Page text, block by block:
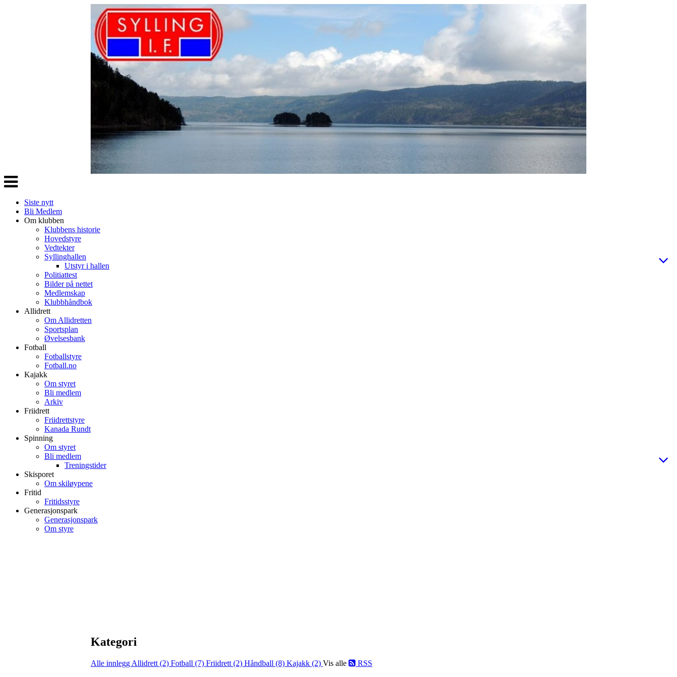
Veksle
navigasjon
Siste nytt
Bli Medlem
Om klubben
Klubbens historie
Hovedstyre
Vedtekter
Syllinghallen
Utstyr i hallen
Politiattest
Bilder på nettet
Medlemskap
Klubbhåndbok
Allidrett
Om Allidretten
Sportsplan
Øvelsesbank
Fotball
Fotballstyre
Fotball.no
Kajakk
Om styret
Bli medlem
Arkiv
Friidrett
Friidrettstyre
Kanada Rundt
Spinning
Om styret
Bli medlem
Treningstider
Skisporet
Om skiløypene
Fritid
Fritidsstyre
Generasjonspark
Generasjonspark
Om styre
Kategori
Alle innlegg Allidrett (2) Fotball (7) Friidrett (2) Håndball (8) Kajakk (2) Vis alle RSS